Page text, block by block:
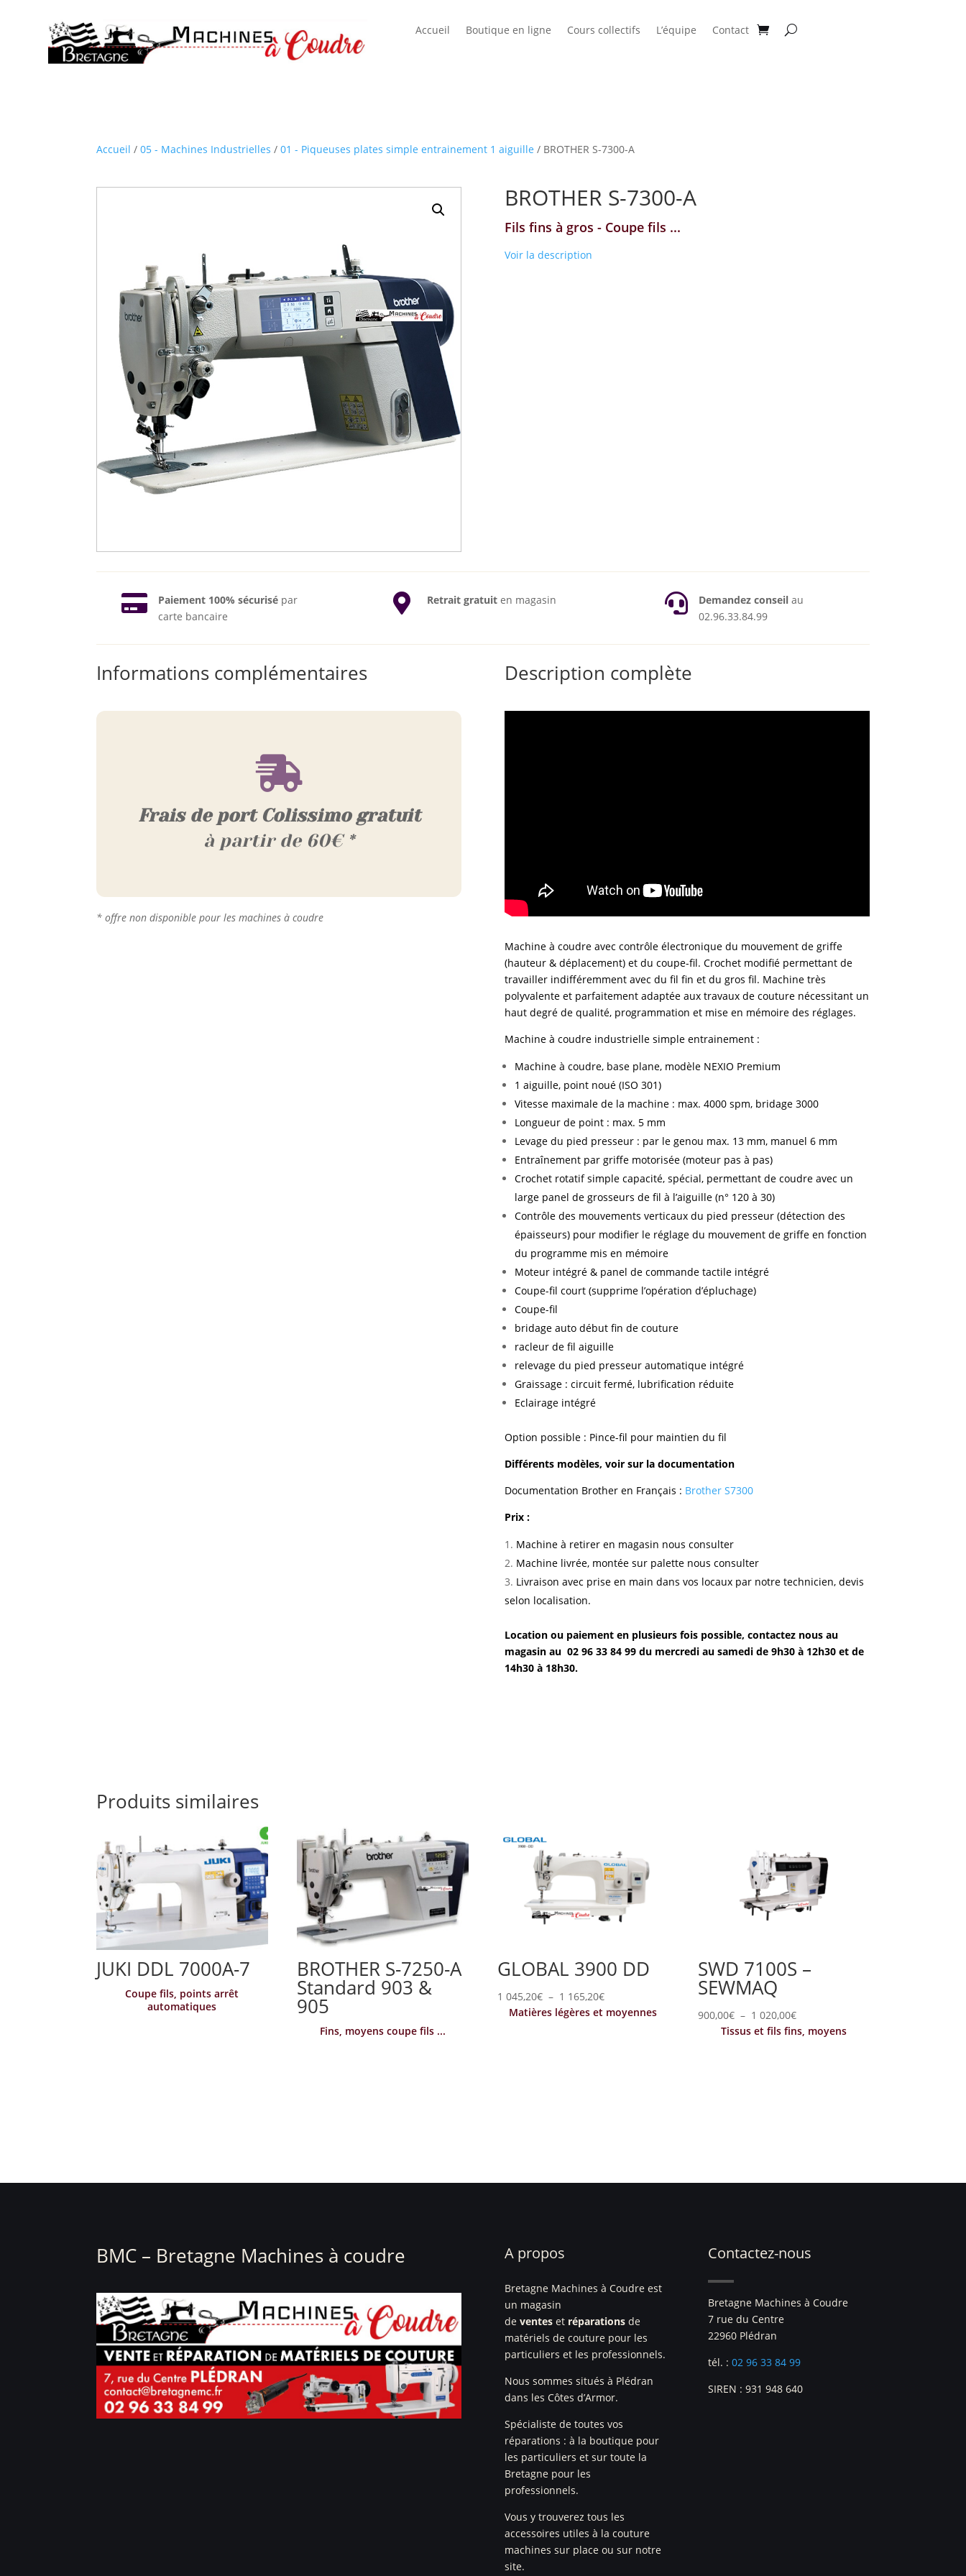
Accueil Boutique en ligne Cours collectifs L’équipe Contact
Accueil /05 - Machines Industrielles /01 - Piqueuses plates simple entrainement 1 aiguille / BROTHER S-7300-A
BROTHER S-7300-A
Fils fins à gros - Coupe fils ...
Voir la description
 Paiement 100% sécurisépar
carte bancaire
 Retrait gratuiten magasin  Demandez conseil au
02.96.33.84.99
Informations complémentaires

Frais de port Colissimo gratuit
à partir de 60€ *
* offre non disponible pour les machines à coudre
Description complète
Machine à coudre avec contrôle électronique du mouvement de griffe
(hauteur & déplacement) et du coupe-fil. Crochet modifié permettant de
travailler indifféremment avec du fil fin et du gros fil. Machine très
polyvalente et parfaitement adaptée aux travaux de couture nécessitant un
haut degré de qualité, programmation et mise en mémoire des réglages.
Machine à coudre industrielle simple entrainement :
Machine à coudre, base plane, modèle NEXIO Premium
1 aiguille, point noué (ISO 301)
Vitesse maximale de la machine : max. 4000 spm, bridage 3000
Longueur de point : max. 5 mm
Levage du pied presseur : par le genou max. 13 mm, manuel 6 mm
Entraînement par griffe motorisée (moteur pas à pas)
Crochet rotatif simple capacité, spécial, permettant de coudre avec un
large panel de grosseurs de fil à l’aiguille (n° 120 à 30)
Contrôle des mouvements verticaux du pied presseur (détection des
épaisseurs) pour modifier le réglage du mouvement de griffe en fonction
du programme mis en mémoire
Moteur intégré & panel de commande tactile intégré
Coupe-fil court (supprime l’opération d’épluchage)
Coupe-fil
bridage auto début fin de couture
racleur de fil aiguille
relevage du pied presseur automatique intégré
Graissage : circuit fermé, lubrification réduite
Eclairage intégré
Option possible : Pince-fil pour maintien du fil
Différents modèles, voir sur la documentation
Documentation Brother en Français : Brother S7300
Prix :
Machine à retirer en magasin nous consulter
Machine livrée, montée sur palette nous consulter
Livraison avec prise en main dans vos locaux par notre technicien, devis
selon localisation.
Location ou paiement en plusieurs fois possible, contactez nous au
magasin au 02 96 33 84 99 du mercredi au samedi de 9h30 à 12h30 et de
14h30 à 18h30.
Produits similaires
JUKI DDL 7000A-7
Coupe fils, points arrêt
automatiques
BROTHER S-7250-A
Standard 903 &
905
Fins, moyens coupe fils ...
GLOBAL 3900 DD
1 045,20€ – 1 165,20€Plage
de
Matières légères et moyennes
SWD 7100S –
SEWMAQ
900,00€ – 1 020,00€Plage
de
Tissus et fils fins, moyens
BMC – Bretagne Machines à coudre A propos
Bretagne Machines à Coudre est
un magasin
de ventes et réparations de
matériels de couture pour les
particuliers et les professionnels.
Nous sommes situés à Plédran
dans les Côtes d’Armor.
Spécialiste de toutes vos
réparations : à la boutique pour
les particuliers et sur toute la
Bretagne pour les
professionnels.
Vous y trouverez tous les
accessoires utiles à la couture
machines sur place ou sur notre
site.
Contactez-nous
Bretagne Machines à Coudre
7 rue du Centre
22960 Plédran
tél. :02 96 33 84 99
SIREN : 931 948 640